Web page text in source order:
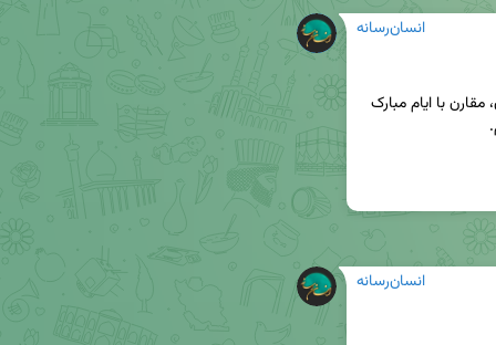
انسان‌رسانه
انسان‌رسانه